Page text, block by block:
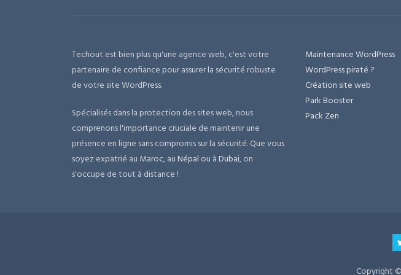
Techout est bien plus qu'une agence web, c'est votre
partenaire de confiance pour assurer la sécurité robuste
de votre site WordPress.
Spécialisés dans la protection des sites web, nous
comprenons l'importance cruciale de maintenir une
présence en ligne sans compromis sur la sécurité. Que vous
soyez expatrié au Maroc, auNépal ou àDubai, on
s'occupe de tout à distance !
Maintenance WordPress
WordPress piraté ?
Création site web
Park Booster
Pack Zen
Copyright